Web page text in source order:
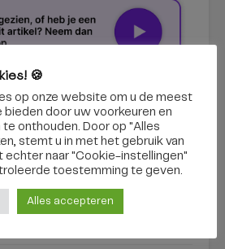
🍪
op onze website om u de meest
bieden door uw voorkeuren en
te onthouden. Door op "Alles
stemt u in met het gebruik van
echter naar "Cookie-instellingen"
toestemming te geven.
Alles accepteren